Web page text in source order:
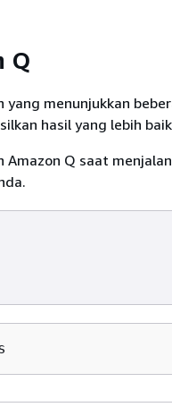
Q
menunjukkan
hasil yang lebih
Q saat